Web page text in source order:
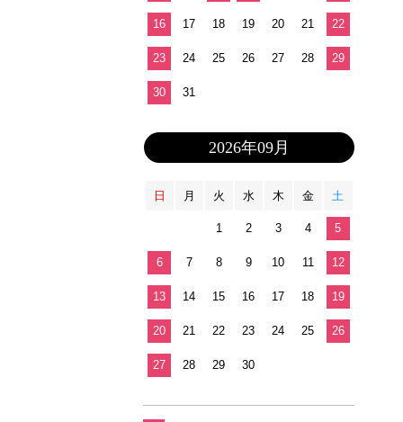
16 17 18 19 20 21 22
23 24 25 26 27 28 29
30 31
2026年09月
日 月 火 水 木 金 土
1 2 3 4 5
6 7 8 9 10 11 12
13 14 15 16 17 18 19
20 21 22 23 24 25 26
27 28 29 30